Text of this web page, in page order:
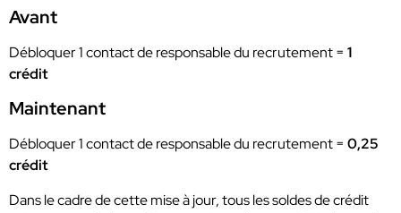
Avant
Débloquer 1 contact de responsable du recrutement = 1
crédit
Maintenant
Débloquer 1 contact de responsable du recrutement = 0,25
crédit
Dans le cadre de cette mise à jour, tous les soldes de crédit